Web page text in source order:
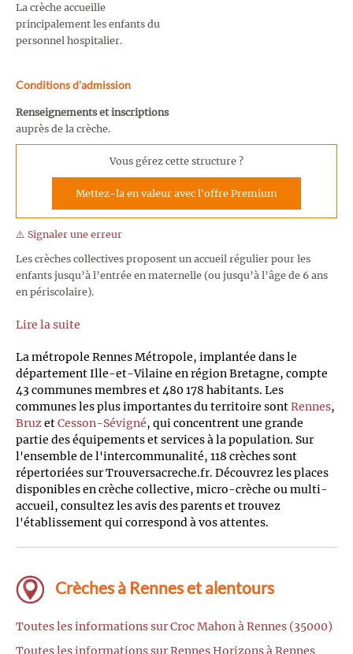
La crèche accueille
principalement les enfants du
personnel hospitalier.
Conditions d'admission
Renseignements et inscriptions
auprès de la crèche.
Vous gérez cette structure ?
Mettez-la en valeur avec l'offre Premium
⚠️ Signaler une erreur
Les crèches collectives proposent un accueil régulier pour les
enfants jusqu’à l’entrée en maternelle (ou jusqu’à l’âge de 6 ans
en périscolaire).
Lire la suite
La métropole Rennes Métropole, implantée dans le
département Ille-et-Vilaine en région Bretagne, compte
43 communes membres et 480 178 habitants. Les
communes les plus importantes du territoire sontRennes,
BruzetCesson-Sévigné, qui concentrent une grande
partie des équipements et services à la population. Sur
l'ensemble de l'intercommunalité, 118 crèches sont
répertoriées sur Trouversacreche.fr. Découvrez les places
disponibles en crèche collective, micro-crèche ou multi-
accueil, consultez les avis des parents et trouvez
l'établissement qui correspond à vos attentes.
Crèches à Rennes et alentours
Toutes les informations sur Croc Mahon à Rennes (35000)
Toutes les informations sur Rennes Horizons à Rennes